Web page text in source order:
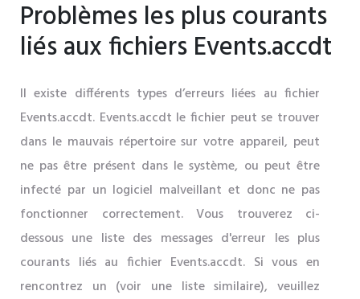
Problèmes les plus courants
liés aux fichiers Events.accdt
Il existe différents types d’erreurs liées au fichier
Events.accdt. Events.accdt le fichier peut se trouver
dans le mauvais répertoire sur votre appareil, peut
ne pas être présent dans le système, ou peut être
infecté par un logiciel malveillant et donc ne pas
fonctionner correctement. Vous trouverez ci-
dessous une liste des messages d'erreur les plus
courants liés au fichier Events.accdt. Si vous en
rencontrez un (voir une liste similaire), veuillez